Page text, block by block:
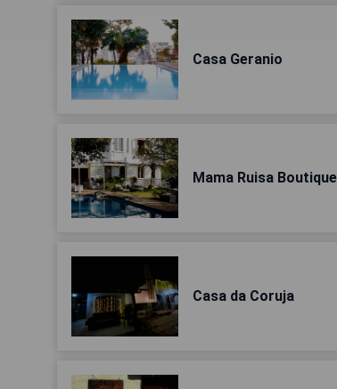
Casa Geranio
Mama Ruisa
Casa da Coruja